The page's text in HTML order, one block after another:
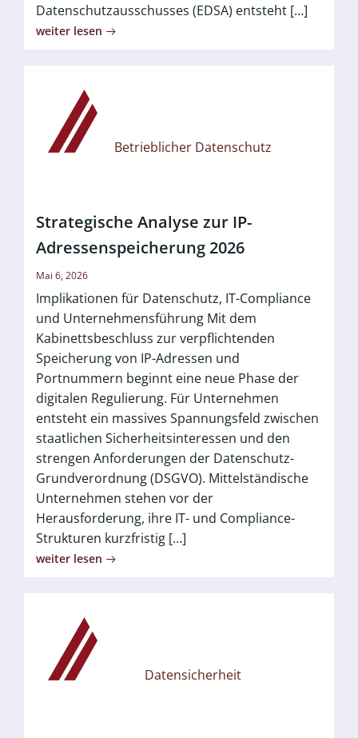
Datenschutzausschusses (EDSA) entsteht […]
weiter lesen
Betrieblicher Datenschutz
Strategische Analyse zur IP-
Adressenspeicherung 2026
Mai 6, 2026
Implikationen für Datenschutz, IT-Compliance
und Unternehmensführung Mit dem
Kabinettsbeschluss zur verpflichtenden
Speicherung von IP-Adressen und
Portnummern beginnt eine neue Phase der
digitalen Regulierung. Für Unternehmen
entsteht ein massives Spannungsfeld zwischen
staatlichen Sicherheitsinteressen und den
strengen Anforderungen der Datenschutz-
Grundverordnung (DSGVO). Mittelständische
Unternehmen stehen vor der
Herausforderung, ihre IT- und Compliance-
Strukturen kurzfristig […]
weiter lesen
Datensicherheit